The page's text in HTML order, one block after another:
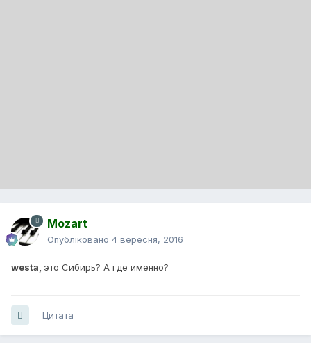
Mozart
Опубліковано 4 вересня, 2016
westa, это Сибирь? А где именно?
Цитата